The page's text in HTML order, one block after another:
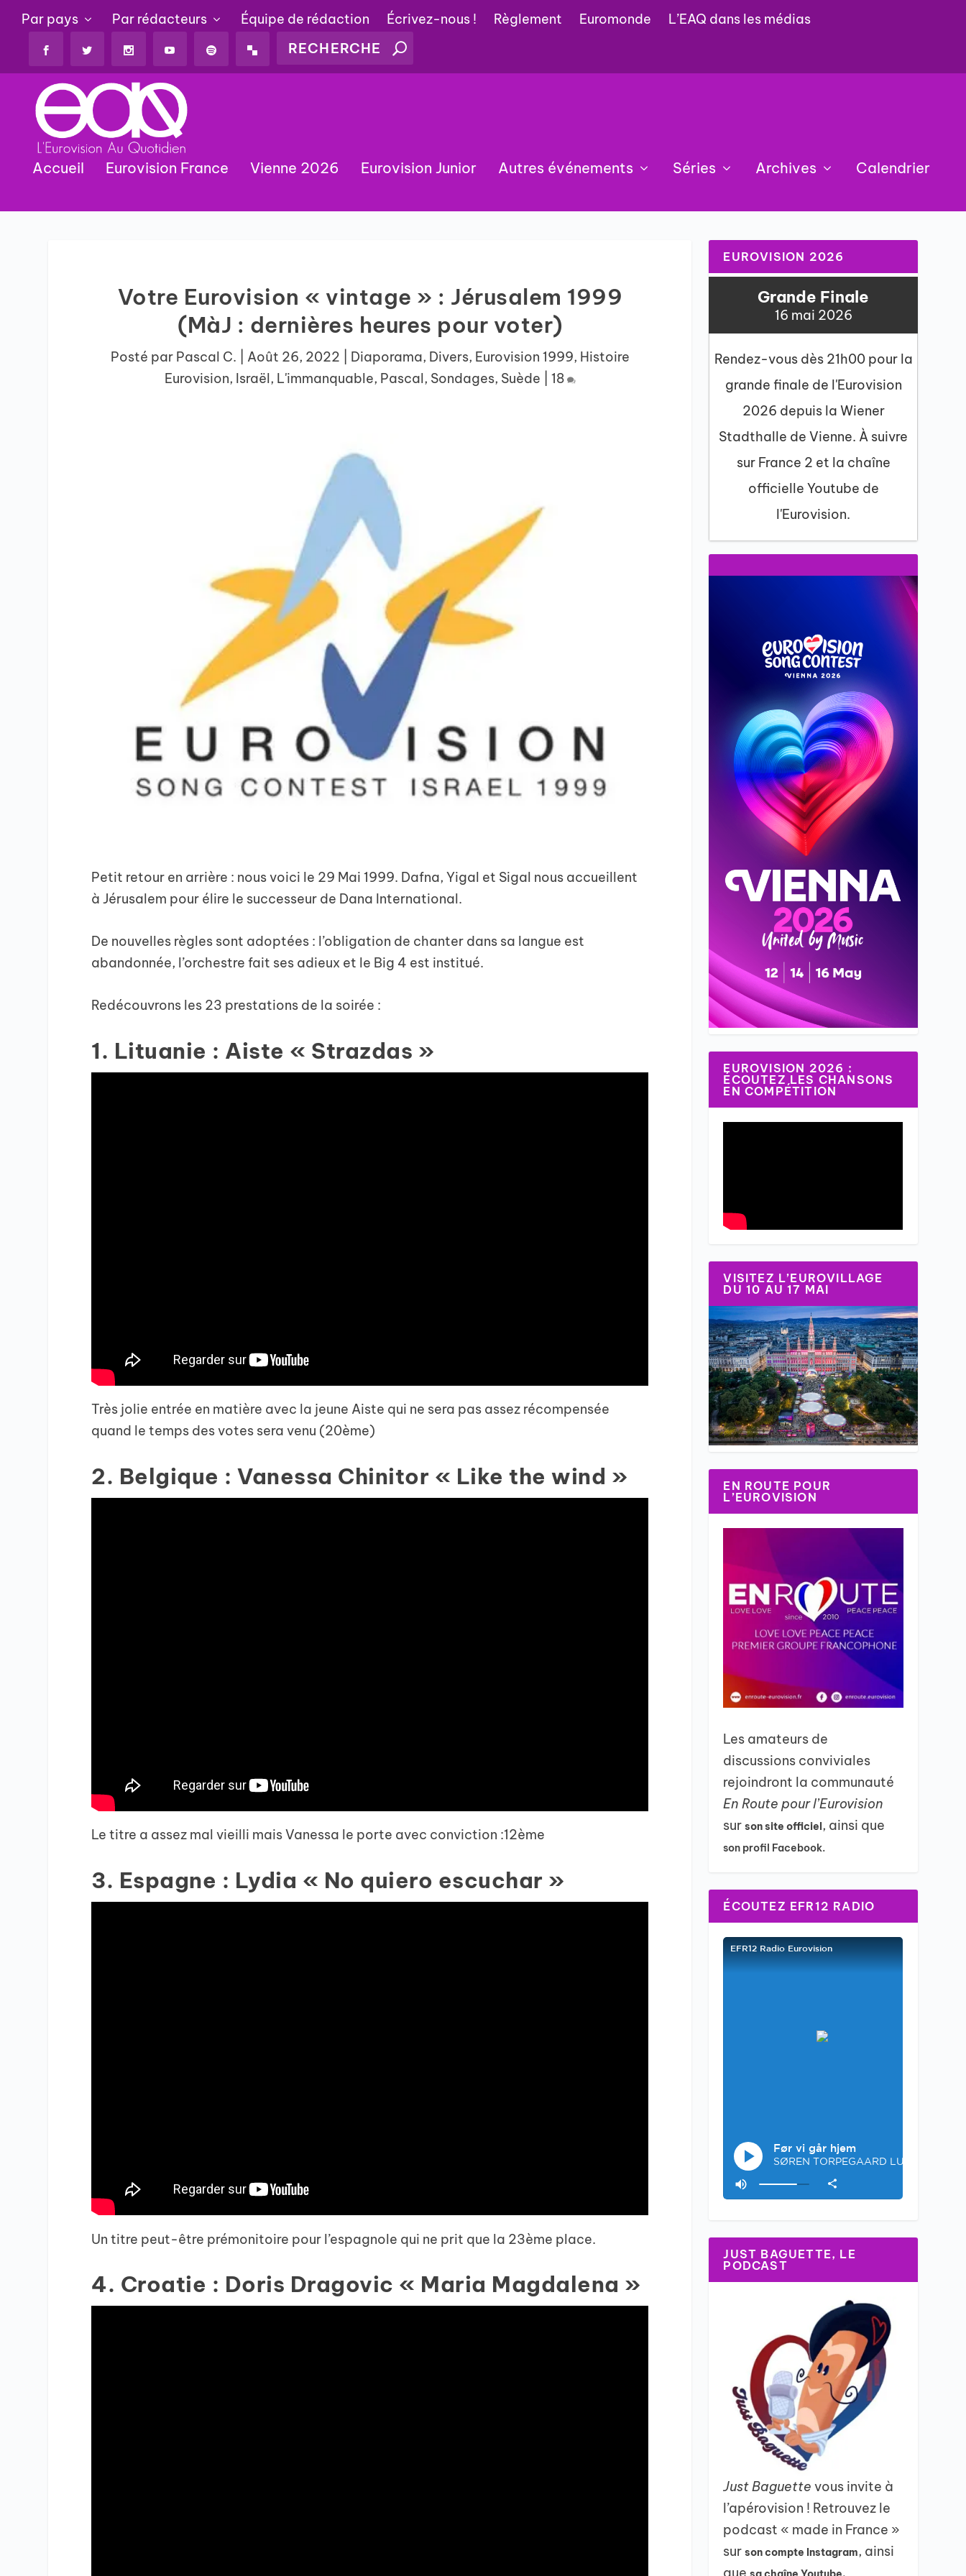
Par pays Par rédacteurs Équipe de rédaction Écrivez-nous ! Règlement Euromonde L’EAQ dans les médias
Accueil Eurovision France Vienne 2026 Eurovision Junior Autres événements Séries Archives Calendrier
Votre Eurovision « vintage » : Jérusalem 1999
(MàJ : dernières heures pour voter)
Posté par Pascal C. Août 26, 2022 Diaporama, Divers, Eurovision 1999, Histoire
Eurovision, Israël, L'immanquable, Pascal, Sondages, Suède 18
Petit retour en arrière : nous voici le 29 Mai 1999. Dafna, Yigal et Sigal nous accueillent
à Jérusalem pour élire le successeur de Dana International.
De nouvelles règles sont adoptées : l’obligation de chanter dans sa langue est
abandonnée, l’orchestre fait ses adieux et le Big 4 est institué.
Redécouvrons les 23 prestations de la soirée :
1. Lituanie : Aiste « Strazdas »
Très jolie entrée en matière avec la jeune Aiste qui ne sera pas assez récompensée
quand le temps des votes sera venu (20ème)
2. Belgique : Vanessa Chinitor « Like the wind »
Le titre a assez mal vieilli mais Vanessa le porte avec conviction :12ème
3. Espagne : Lydia « No quiero escuchar »
Un titre peut-être prémonitoire pour l’espagnole qui ne prit que la 23ème place.
4. Croatie : Doris Dragovic « Maria Magdalena »
EUROVISION 2026
Grande Finale
16 mai 2026
Rendez-vous dès 21h00 pour la
grande finale de l'Eurovision
2026 depuis la Wiener
Stadthalle de Vienne. À suivre
sur France 2 et la chaîne
officielle Youtube de
l'Eurovision.
EUROVISION 2026 :
ÉCOUTEZ LES CHANSONS
EN COMPÉTITION
VISITEZ L’EUROVILLAGE
DU 10 AU 17 MAI
EN ROUTE POUR
L’EUROVISION
Les amateurs de
discussions conviviales
rejoindront la communauté
En Route pour l’Eurovision
surson site officiel, ainsi que
son profil Facebook.
ÉCOUTEZ EFR12 RADIO
JUST BAGUETTE, LE
PODCAST
Just Baguettevous invite à
l’apérovision ! Retrouvez le
podcast « made in France »
surson compte Instagram, ainsi